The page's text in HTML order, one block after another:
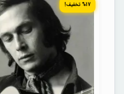
%17 تخفیف!